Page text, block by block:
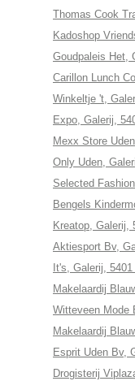
Thomas Cook
Kadoshop
Goudpaleis Het,
Carillon Lunch
Winkeltje 't,
Expo, Galerij,
Mexx Store
Only Uden,
Selected
Bengels
Kreatop, Galerij,
Aktiesport Bv,
It's, Galerij,
Makelaardij
Witteveen Mode
Makelaardij
Esprit Uden Bv,
Drogisterij